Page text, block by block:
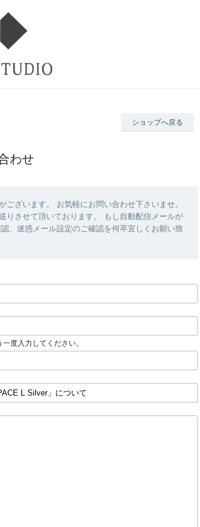
ショップへ戻る
わせ
ざいます。 お気軽にお問い合わせ下さいませ。
りさせて頂いております。 もし自動配信メールが
、迷惑メール設定のご確認を何卒宜しくお願い致
度入力してください。